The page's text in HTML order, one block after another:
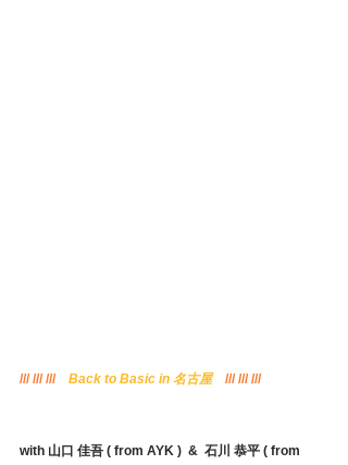
/// /// /// Back to Basic in 名古屋 /// /// ///
with 山口 佳吾 ( from AYK )  &  石川 恭平 ( from